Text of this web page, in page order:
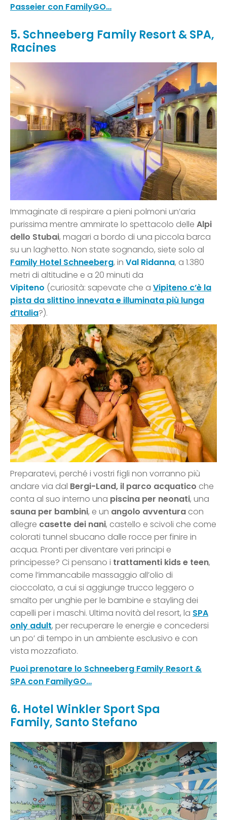
Passeier con FamilyGO…
5. Schneeberg Family Resort & SPA,
Racines
Immaginate di respirare a pieni polmoni un’aria
purissima mentre ammirate lo spettacolo delle Alpi
dello Stubai, magari a bordo di una piccola barca
su un laghetto. Non state sognando, siete solo al
Family Hotel Schneeberg, in Val Ridanna, a 1.380
metri di altitudine e a 20 minuti da
Vipiteno (curiosità: sapevate che a Vipiteno c’è la
pista da slittino innevata e illuminata più lunga
d’Italia?).
Preparatevi, perché i vostri figli non vorranno più
andare via dal Bergi-Land, il parco acquatico che
conta al suo interno una piscina per neonati, una
sauna per bambini, e un angolo avventura con
allegre casette dei nani, castello e scivoli che come
colorati tunnel sbucano dalle rocce per finire in
acqua. Pronti per diventare veri principi e
principesse? Ci pensano i trattamenti kids e teen,
come l’immancabile massaggio all’olio di
cioccolato, a cui si aggiunge trucco leggero o
smalto per unghie per le bambine e stayling dei
capelli per i maschi. Ultima novità del resort, la SPA
only adult, per recuperare le energie e concedersi
un po’ di tempo in un ambiente esclusivo e con
vista mozzafiato.
Puoi prenotare lo Schneeberg Family Resort &
SPA con FamilyGO…
6. Hotel Winkler Sport Spa
Family, Santo Stefano